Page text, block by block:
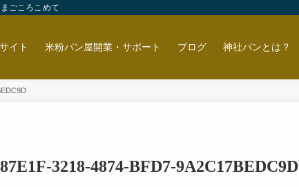
ごころこめて
イト 米粉パン屋開業・サポート ブログ 神社パンとは？
3218-4874-BFD7-9A2C17BEDC9D